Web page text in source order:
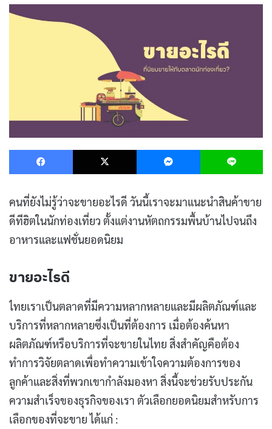
Facebook X Messenger
คนที่ยังไม่รู้ว่าจะขายอะไรดี วันนี้เราจะมาแนะนำสินค้าขาย
ดีทีฮิตในนักท่องเที่ยว ตั้งแต่งานหัตถกรรมพื้นบ้านไปจนถึง
อาหารและแฟชั่นยอดนิยม
ขายอะไรดี
ไทยเราเป็นตลาดที่มีความหลากหลายและมีผลิตภัณฑ์และ
บริการที่หลากหลายซึ่งเป็นที่ต้องการ เมื่อต้องค้นหา
ผลิตภัณฑ์หรือบริการที่จะขายในไทย สิ่งสำคัญคือต้อง
ทำการวิจัยตลาดเพื่อทำความเข้าใจความต้องการของ
ลูกค้าและสิ่งที่พวกเขากำลังมองหา สิ่งนี้จะช่วยรับประกัน
ความสำเร็จของธุรกิจของเรา ตัวเลือกยอดนิยมสำหรับการ
เลือกของที่จะขาย ได้แก่ :